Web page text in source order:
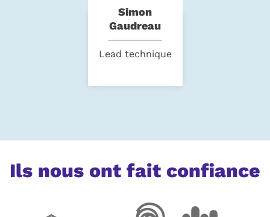
Simon
Gaudreau
Lead technique
Ils nous ont fait confiance